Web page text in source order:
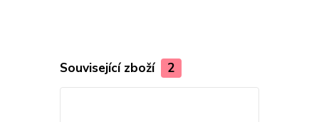
Související zboží 2